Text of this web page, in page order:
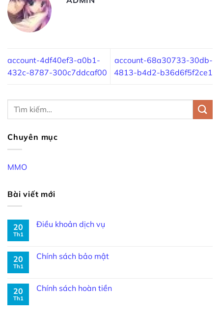
account-4df40ef3-a0b1-
432c-8787-300c7ddcaf00
account-68a30733-30db-
4813-b4d2-b36d6f5f2ce1
Chuyên mục
MMO
Bài viết mới
20
Th1
Điều khoản dịch vụ
20
Th1
Chính sách bảo mật
20
Th1
Chính sách hoàn tiền